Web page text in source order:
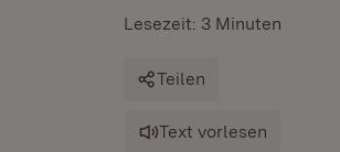
Lesezeit: 3 Minuten
Teilen
Text vorlesen